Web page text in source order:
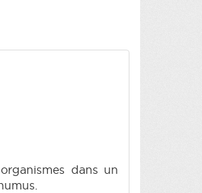
dans un